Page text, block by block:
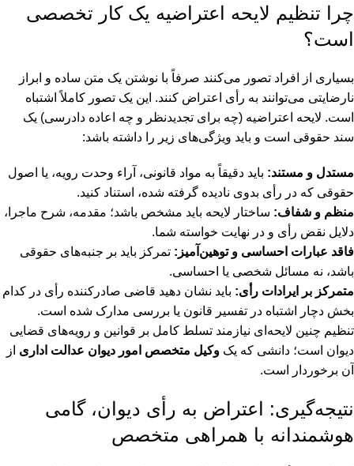
چرا تنظیم لایحه اعتراضیه یک کار تخصصی
است؟
بسیاری از افراد تصور می‌کنند صرفاً با نوشتن یک متن ساده و ابراز
نارضایتی می‌توانند به رأی اعتراض کنند. این یک تصور کاملاً اشتباه
است. لایحه اعتراضیه (چه برای تجدیدنظر و چه اعاده دادرسی) یک
سند حقوقی است و باید ویژگی‌های زیر را داشته باشد:
مستدل و مستند: باید دقیقاً به مواد قانونی، آراء وحدت رویه، یا اصول
حقوقی که در رأی بدوی نادیده گرفته شده، استناد کنید.
منظم و شفاف: ساختار لایحه باید مشخص باشد؛ مقدمه، شرح ماجرا،
دلایل نقض رأی و در نهایت خواسته شما.
فاقد عبارات احساسی و توهین‌آمیز: تمرکز باید بر جنبه‌های حقوقی
باشد، نه مسائل شخصی یا احساسی.
متمرکز بر ایرادات رأی: باید نشان دهید قاضی صادرکننده رأی در کدام
بخش دچار اشتباه در تفسیر قانون یا بررسی مدارک شده است.
تنظیم چنین لایحه‌ای نیازمند تسلط کامل بر قوانین و رویه‌های قضایی
دیوان است؛ دانشی که یک وکیل متخصص امور دیوان عدالت اداری از
آن برخوردار است.
نتیجه‌گیری: اعتراض به رأی دیوان، گامی
هوشمندانه با همراهی متخصص